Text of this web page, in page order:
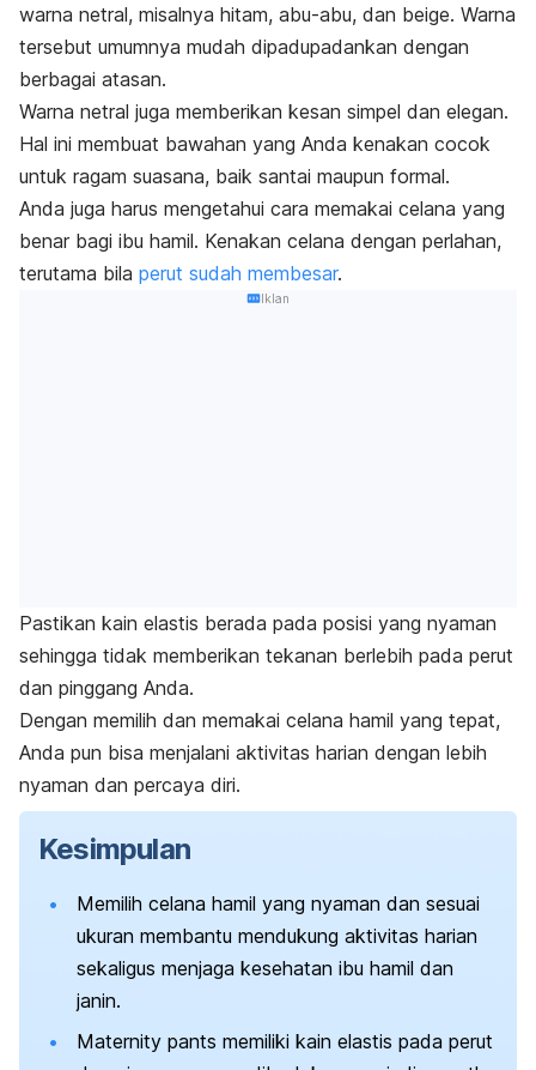
warna netral, misalnya hitam, abu-abu, dan beige. Warna
tersebut umumnya mudah dipadupadankan dengan
berbagai atasan.
Warna netral juga memberikan kesan simpel dan elegan.
Hal ini membuat bawahan yang Anda kenakan cocok
untuk ragam suasana, baik santai maupun formal.
Anda juga harus mengetahui cara memakai celana yang
benar bagi ibu hamil. Kenakan celana dengan perlahan,
terutama bila perut sudah membesar.
Iklan
Pastikan kain elastis berada pada posisi yang nyaman
sehingga tidak memberikan tekanan berlebih pada perut
dan pinggang Anda.
Dengan memilih dan memakai celana hamil yang tepat,
Anda pun bisa menjalani aktivitas harian dengan lebih
nyaman dan percaya diri.
Kesimpulan
Memilih celana hamil yang nyaman dan sesuai
ukuran membantu mendukung aktivitas harian
sekaligus menjaga kesehatan ibu hamil dan
janin.
Maternity pants memiliki kain elastis pada perut